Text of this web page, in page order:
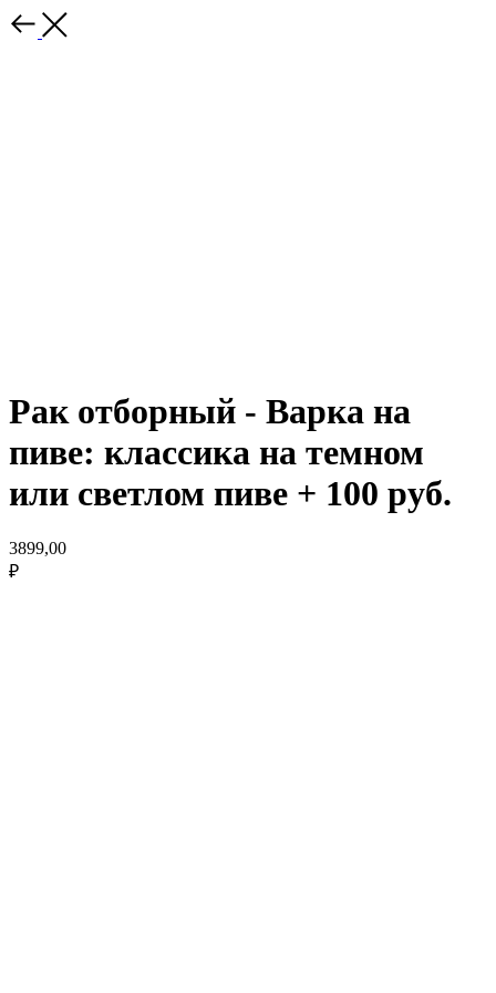
Рак отборный - Варка на
пиве: классика на темном
или светлом пиве + 100 руб.
3899,00
₽